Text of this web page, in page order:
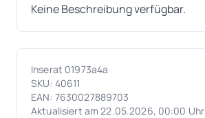
Keine Beschreibung verfügbar.
Inserat 01973a4a
SKU: 40611
EAN: 7630027889703
Aktualisiert am 22.05.2026, 00:00 Uhr